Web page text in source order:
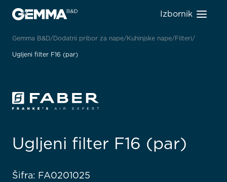
Izbornik
Gemma B&D Dodatni pribor za nape Kuhinjske nape Filteri
Ugljeni filter F16 (par)
Ugljeni filter F16 (par)
Šifra: FA0201025